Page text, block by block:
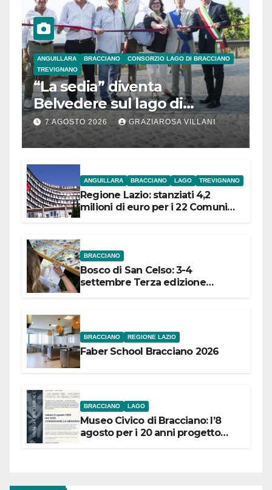
ANGUILLARA BRACCIANO
CONSORZIO LAGO DI BRACCIANO
TREVIGNANO
“La sedia” diventa
Belvedere sul lago di
Bracciano: ieri
l’inaugurazione
7 AGOSTO 2026 GRAZIAROSA VILLANI
ANGUILLARA BRACCIANO LAGO TREVIGNANO
Regione Lazio: stanziati 4,2
milioni di euro per i 22 Comuni
BRACCIANO
Bosco di San Celso: 3-4
settembre Terza edizione
BRACCIANO REGIONE LAZIO
Faber School Bracciano 2026
BRACCIANO LAGO
Museo Civico di Bracciano: l’8
agosto per i 20 anni progetto